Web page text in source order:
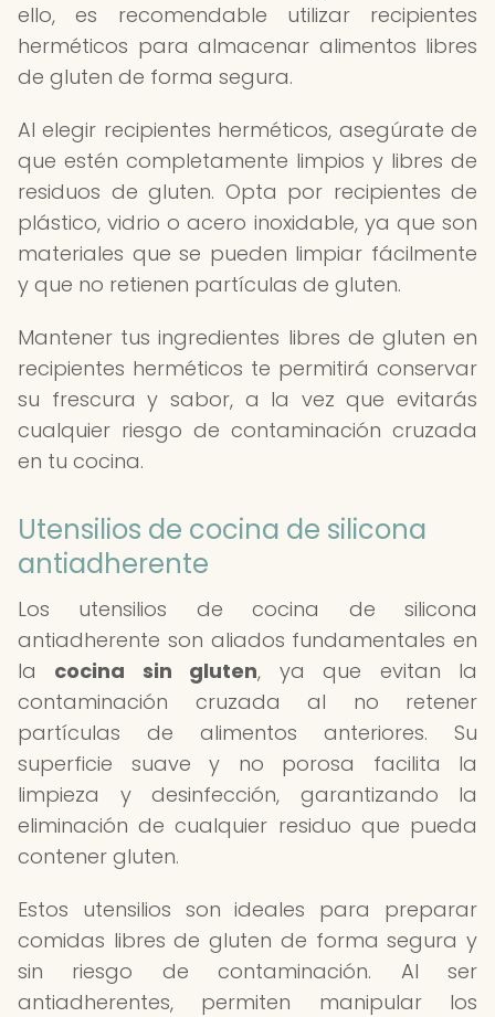
ello, es recomendable utilizar recipientes
herméticos para almacenar alimentos libres
de gluten de forma segura.
Al elegir recipientes herméticos, asegúrate de
que estén completamente limpios y libres de
residuos de gluten. Opta por recipientes de
plástico, vidrio o acero inoxidable, ya que son
materiales que se pueden limpiar fácilmente
y que no retienen partículas de gluten.
Mantener tus ingredientes libres de gluten en
recipientes herméticos te permitirá conservar
su frescura y sabor, a la vez que evitarás
cualquier riesgo de contaminación cruzada
en tu cocina.
Utensilios de cocina de silicona
antiadherente
Los utensilios de cocina de silicona
antiadherente son aliados fundamentales en
la cocina sin gluten, ya que evitan la
contaminación cruzada al no retener
partículas de alimentos anteriores. Su
superficie suave y no porosa facilita la
limpieza y desinfección, garantizando la
eliminación de cualquier residuo que pueda
contener gluten.
Estos utensilios son ideales para preparar
comidas libres de gluten de forma segura y
sin riesgo de contaminación. Al ser
antiadherentes, permiten manipular los